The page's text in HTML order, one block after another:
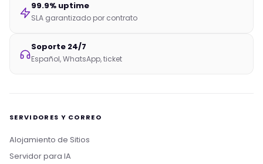
99.9% uptime
SLA garantizado por contrato
Soporte 24/7
Español, WhatsApp, ticket
SERVIDORES Y CORREO
Alojamiento de Sitios
Servidor para IA